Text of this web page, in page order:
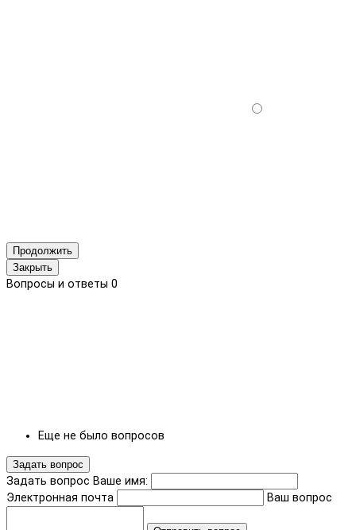
Продолжить
Закрыть
Вопросы и ответы 0
Еще не было вопросов
Задать вопрос
Задать вопрос Ваше имя:
Электронная почта
Ваш вопрос